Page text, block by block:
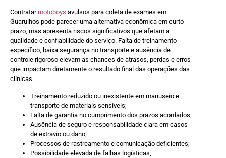
Contratarmotoboys avulsos para coleta de exames em
Guarulhos pode parecer uma alternativa econômica em curto
prazo, mas apresenta riscos significativos que afetam a
qualidade e confiabilidade do serviço. Falta de treinamento
específico, baixa segurança no transporte e ausência de
controle rigoroso elevam as chances de atrasos, perdas e erros
que impactam diretamente o resultado final das operações das
clínicas.
Treinamento reduzido ou inexistente em manuseio e
transporte de materiais sensíveis;
Falta de garantia no cumprimento dos prazos acordados;
Ausência de seguro e responsabilidade clara em casos
de extravio ou dano;
Processos de rastreamento e comunicação deficientes;
Possibilidade elevada de falhas logísticas,